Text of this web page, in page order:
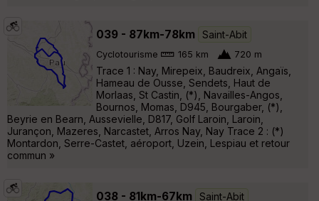
039 - 87km-78km Saint-Abit
Cyclotourisme 165 km 720 m
Trace 1 : Nay, Mirepeix, Baudreix, Angaïs,
Hameau de Ousse, Sendets, Haut de
Morlaas, St Castin, (*), Navailles-Angos,
Bournos, Momas, D945, Bourgaber, (*),
Beyrie en Bearn, Aussevielle, D817, Golf Laroin, Laroin,
Jurançon, Mazeres, Narcastet, Arros Nay, Nay Trace 2 : (*)
Montardon, Serre-Castet, aéroport, Uzein, Lespiau et retour
commun »
038 - 81km-67km Saint-Abit